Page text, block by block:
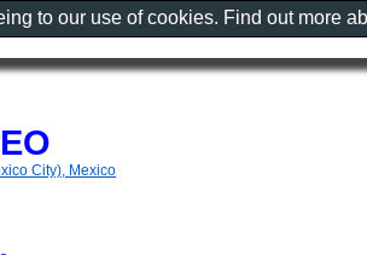
City), Mexico
to our use of cookies. Find out more